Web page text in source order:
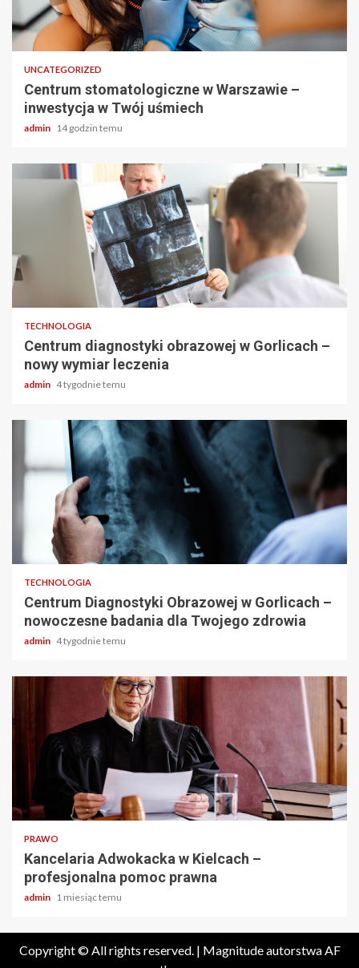
2 min odczytu
UNCATEGORIZED
Centrum stomatologiczne w Warszawie –
inwestycja w Twój uśmiech
admin 14 godzin temu
2 min odczytu
TECHNOLOGIA
Centrum diagnostyki obrazowej w Gorlicach –
nowy wymiar leczenia
admin 4 tygodnie temu
2 min odczytu
TECHNOLOGIA
Centrum Diagnostyki Obrazowej w Gorlicach –
nowoczesne badania dla Twojego zdrowia
admin 4 tygodnie temu
2 min odczytu
PRAWO
Kancelaria Adwokacka w Kielcach –
profesjonalna pomoc prawna
admin 1 miesiąc temu
Copyright © All rights reserved. | Magnitudeautorstwa AF